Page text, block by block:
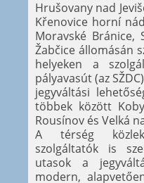
Hrušovany nad
Křenovice horní
Moravské Bránice,
Žabčice állomásán
helyeken a
pályavasút (az
jegyváltási
többek között
Rousínov és Velká
A térség
szolgáltatók is
utasok a
modern,